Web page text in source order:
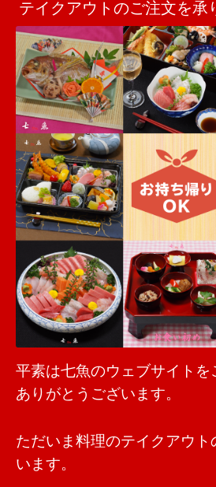
テイクアウトのご注文を承
平素は七魚のウェブサイトを
ありがとうございます。
ただいま料理のテイクアウト
います。